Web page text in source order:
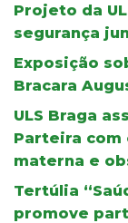
Projeto da
segurança
Exposição
Bracara
ULS Braga
Parteira com
materna e
Tertúlia
promove